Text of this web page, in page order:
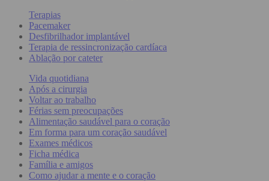
Terapias
Pacemaker
Desfibrilhador implantável
Terapia de ressincronização cardíaca
Ablação por cateter
Vida quotidiana
Após a cirurgia
Voltar ao trabalho
Férias sem preocupações
Alimentação saudável para o coração
Em forma para um coração saudável
Exames médicos
Ficha médica
Família e amigos
Como ajudar a mente e o coração